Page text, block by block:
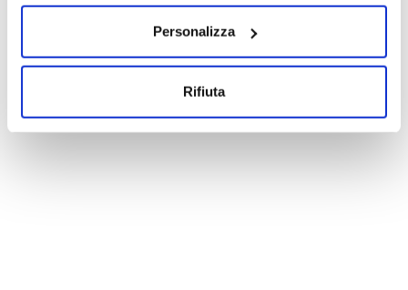
Personalizza
Rifiuta